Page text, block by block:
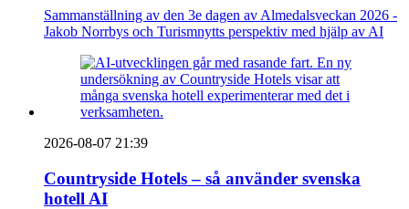
Sammanställning av den 3e dagen av Almedalsveckan 2026 -
Jakob Norrbys och Turismnytts perspektiv med hjälp av AI
2026-08-07 21:39
Countryside Hotels – så använder svenska
hotell AI